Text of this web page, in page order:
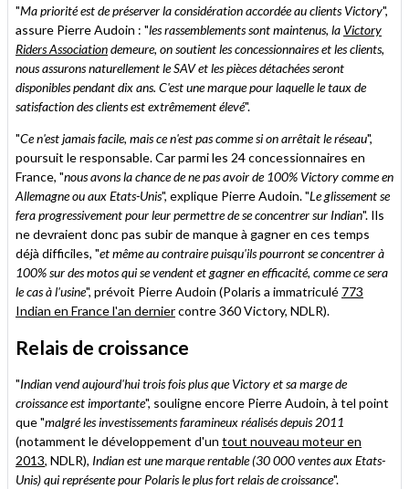
"Ma priorité est de préserver la considération accordée au clients Victory",
assure Pierre Audoin : "les rassemblements sont maintenus, la Victory
Riders Associationdemeure, on soutient les concessionnaires et les clients,
nous assurons naturellement le SAV et les pièces détachées seront
disponibles pendant dix ans. C'est une marque pour laquelle le taux de
satisfaction des clients est extrêmement élevé".
"Ce n'est jamais facile, mais ce n'est pas comme si on arrêtait le réseau",
poursuit le responsable. Car parmi les 24 concessionnaires en
France, "nous avons la chance de ne pas avoir de 100% Victory comme en
Allemagne ou aux Etats-Unis", explique Pierre Audoin. "Le glissement se
fera progressivement pour leur permettre de se concentrer sur Indian". Ils
ne devraient donc pas subir de manque à gagner en ces temps
déjà difficiles, "et même au contraire puisqu'ils pourront se concentrer à
100% sur des motos qui se vendent et gagner en efficacité, comme ce sera
le cas à l'usine", prévoit Pierre Audoin (Polaris a immatriculé 773
Indian en France l'an derniercontre 360 Victory, NDLR).
Relais de croissance
"Indian vend aujourd'hui trois fois plus que Victory et sa marge de
croissance est importante", souligne encore Pierre Audoin, à tel point
que "malgré les investissements faramineux réalisés depuis 2011
(notamment le développement d'un tout nouveau moteur en
2013, NDLR), Indian est une marque rentable (30 000 ventes aux Etats-
Unis) qui représente pour Polaris le plus fort relais de croissance".